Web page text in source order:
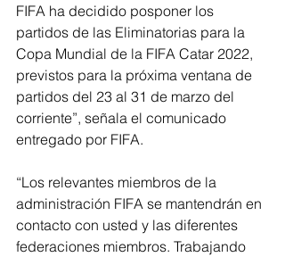
FIFA ha decidido posponer los
partidos de las Eliminatorias para la
Copa Mundial de la FIFA Catar 2022,
previstos para la próxima ventana de
partidos del 23 al 31 de marzo del
corriente”, señala el comunicado
entregado por FIFA.
“Los relevantes miembros de la
administración FIFA se mantendrán en
contacto con usted y las diferentes
federaciones miembros. Trabajando